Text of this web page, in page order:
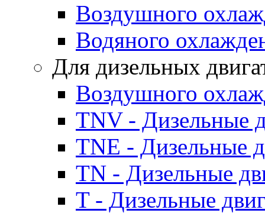
Воздушного
Водяного
Для дизельных
Воздушного
TNV - Дизельные
TNE - Дизельные
TN - Дизельные
T - Дизельные